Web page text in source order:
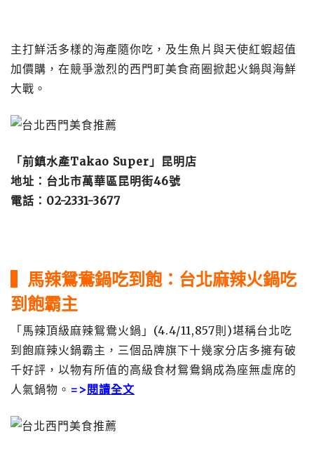
主打鮮活多樣的海產隨你吃，及生魚片與天使紅蝦超值
加價購，在競爭激烈的西門町美食商圈掀起火鍋與海鮮
大戰。
「前鎮水產Takao Super」昆明店
地址：台北市萬華區昆明街46號
電話：02-2331-3677
▍馬辣鴛鴦鍋吃到飽：台北麻辣火鍋吃
到飽霸主
「馬辣頂級麻辣鴛鴦火鍋」(4.4/11,857則)堪稱台北吃
到飽麻辣火鍋霸主，三個品牌旗下十幾家分店多擁有破
千好評，以物有所值的高級食材鴛鴦鍋成為座無虛席的
人氣鍋物。 =>閱讀全文